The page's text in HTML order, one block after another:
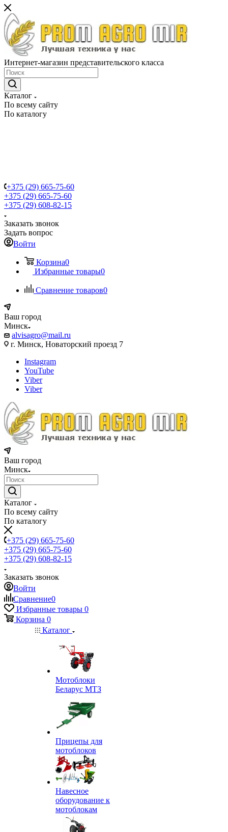
Интернет-магазин представительского класса
Каталог
По всему сайту
По каталогу
+375 (29) 665-75-60
+375 (29) 665-75-60
+375 (29) 608-82-15
Заказать звонок
Задать вопрос
Войти
Корзина0
Избранные товары0
Сравнение товаров0
Ваш город
Минск
alvisagro@mail.ru
г. Минск, Новаторский проезд 7
Instagram
YouTube
Viber
Viber
Ваш город
Минск
Каталог
По всему сайту
По каталогу
+375 (29) 665-75-60
+375 (29) 665-75-60
+375 (29) 608-82-15
Заказать звонок
Войти
Сравнение0
Избранные товары 0
Корзина 0
Каталог
Мотоблоки
Беларус МТЗ
Прицепы для
мотоблоков
Навесное
оборудование к
мотоблокам